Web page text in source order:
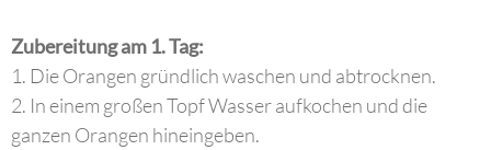
Zubereitung am 1. Tag:
1. Die Orangen gründlich waschen und abtrocknen.
2. In einem großen Topf Wasser aufkochen und die
ganzen Orangen hineingeben.